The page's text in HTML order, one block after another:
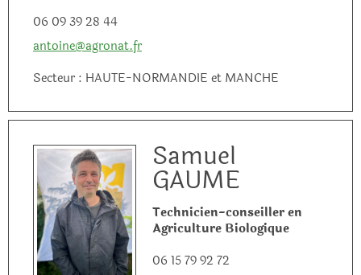
06 09 39 28 44
antoine@agronat.fr
Secteur : HAUTE-NORMANDIE et MANCHE
Samuel
GAUME
Technicien-conseiller en
Agriculture Biologique
06 15 79 92 72